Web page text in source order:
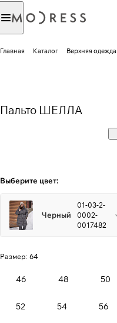
Главная Каталог Верхняя одежда
Пальто ШЕЛЛА
Выберите цвет:
Черный
01-03-2-
0002-
0017482
Размер: 64
46 48 50
52 54 56